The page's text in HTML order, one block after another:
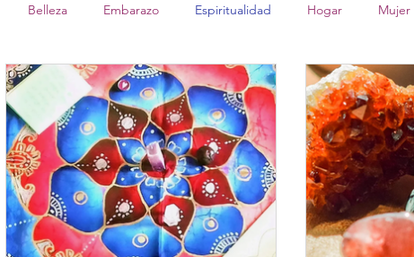
Belleza Embarazo Espiritualidad Hogar Mujer
Salud